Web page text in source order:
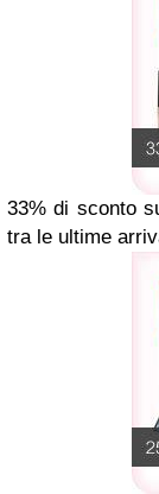
33% di sconto
tra le ultime